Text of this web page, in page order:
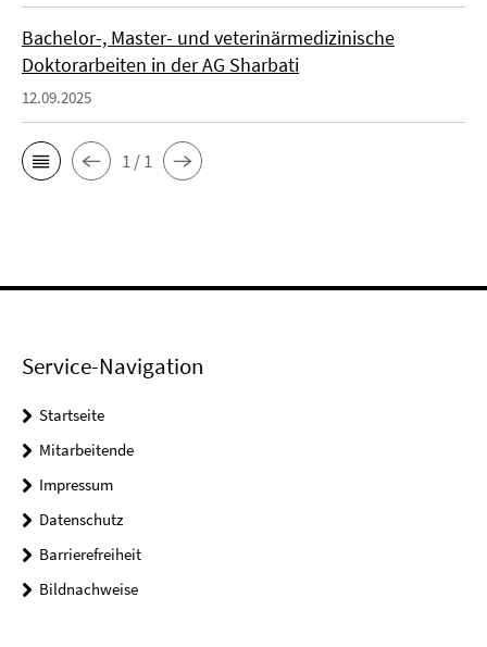
Bachelor-, Master- und veterinärmedizinische
Doktorarbeiten in der AG Sharbati
12.09.2025
1 / 1
Service-Navigation
Startseite
Mitarbeitende
Impressum
Datenschutz
Barrierefreiheit
Bildnachweise